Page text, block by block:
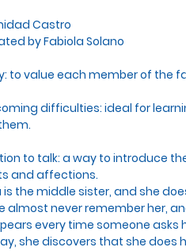
Castro
by Fabiola Solano
to value each member of the
difficulties: ideal for
to talk: a way to introduce
and affections.
is the middle sister, and she
almost never remember her,
every time someone asks
she discovers that she does